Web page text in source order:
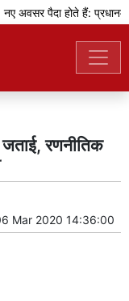
अवसर पैदा होते हैं:
रणनीतिक
Mar 2020 14:36:00